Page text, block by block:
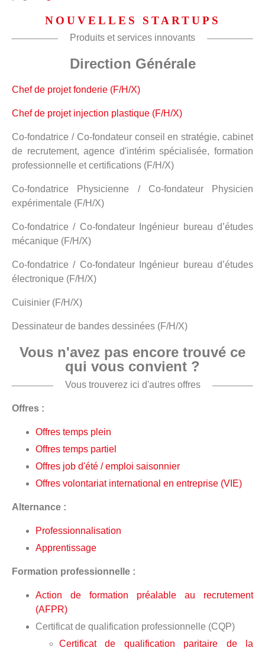
NOUVELLES STARTUPS
Produits et services innovants
Direction Générale
Chef de projet fonderie (F/H/X)
Chef de projet injection plastique (F/H/X)
Co-fondatrice / Co-fondateur conseil en stratégie, cabinet
de recrutement, agence d'intérim spécialisée, formation
professionnelle et certifications (F/H/X)
Co-fondatrice Physicienne / Co-fondateur Physicien
expérimentale (F/H/X)
Co-fondatrice / Co-fondateur Ingénieur bureau d’études
mécanique (F/H/X)
Co-fondatrice / Co-fondateur Ingénieur bureau d’études
électronique (F/H/X)
Cuisinier (F/H/X)
Dessinateur de bandes dessinées (F/H/X)
Vous n'avez pas encore trouvé ce
qui vous convient ?
Vous trouverez ici d'autres offres
Offres :
Offres temps plein
Offres temps partiel
Offres job d'été / emploi saisonnier
Offres volontariat international en entreprise (VIE)
Alternance :
Professionnalisation
Apprentissage
Formation professionnelle :
Action de formation préalable au recrutement
(AFPR)
Certificat de qualification professionnelle (CQP)
Certificat de qualification paritaire de la